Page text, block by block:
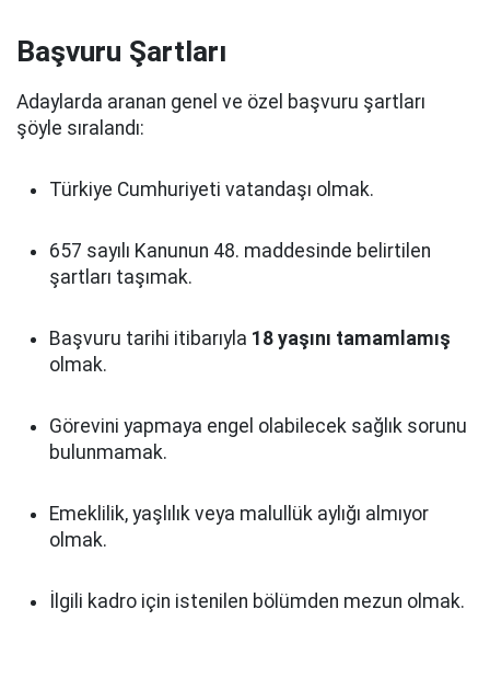
Başvuru Şartları
Adaylarda aranan genel ve özel başvuru şartları
şöyle sıralandı:
Türkiye Cumhuriyeti vatandaşı olmak.
657 sayılı Kanunun 48. maddesinde belirtilen
şartları taşımak.
Başvuru tarihi itibarıyla 18 yaşını tamamlamış
olmak.
Görevini yapmaya engel olabilecek sağlık sorunu
bulunmamak.
Emeklilik, yaşlılık veya malullük aylığı almıyor
olmak.
İlgili kadro için istenilen bölümden mezun olmak.